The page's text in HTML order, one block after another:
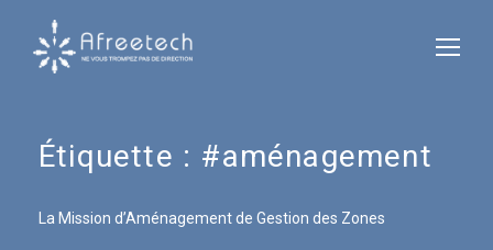
Étiquette : #aménagement
La Mission d’Aménagement de Gestion des Zones